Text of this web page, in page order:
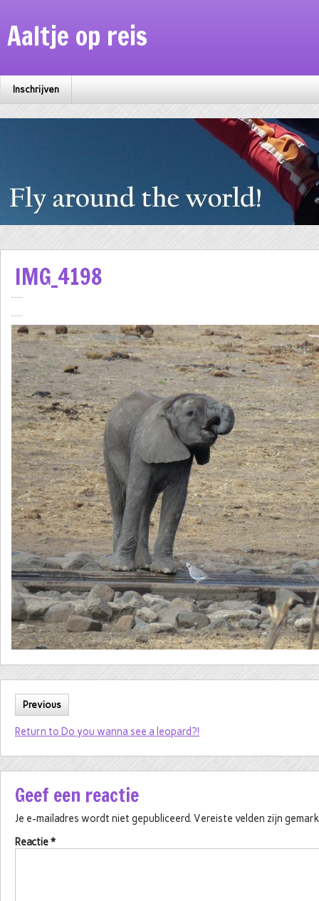
Aaltje op reis
Inschrijven
IMG_4198
Previous
Return to Do you wanna see a leopard?!
Geef een reactie
Je e-mailadres wordt niet gepubliceerd. Vereiste velden zijn
Reactie*